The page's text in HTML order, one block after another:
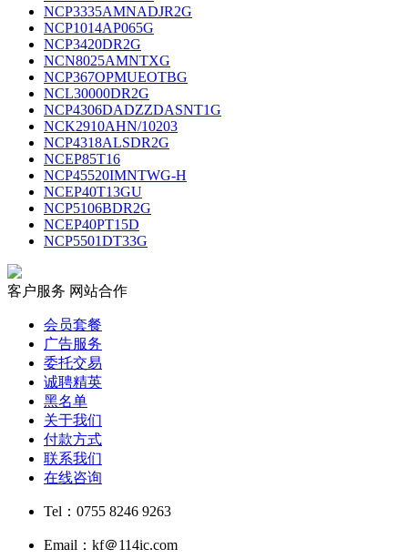
NCP3335AMNADJR2G
NCP1014AP065G
NCP3420DR2G
NCN8025AMNTXG
NCP367OPMUEOTBG
NCL30000DR2G
NCP4306DADZZDASNT1G
NCK2910AHN/10203
NCP4318ALSDR2G
NCEP85T16
NCP45520IMNTWG-H
NCEP40T13GU
NCP5106BDR2G
NCEP40PT15D
NCP5501DT33G
客户服务 网站合作
会员套餐
广告服务
委托交易
诚聘精英
黑名单
关于我们
付款方式
联系我们
在线咨询
Tel：0755 8246 9263
Email：kf＠114ic.com